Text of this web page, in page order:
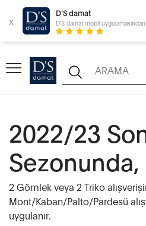
x
D'S damat
D'S damat mobil
2022/23
Sezonunda,
2 Gömlek veya 2 Triko
Mont/Kaban/Palto/Pardesü
uygulanır.